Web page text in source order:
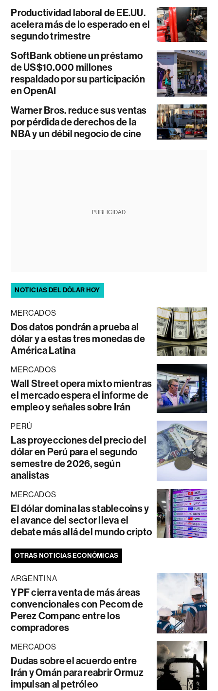
Productividad laboral de EE.UU.
acelera más de lo esperado en el
segundo trimestre
SoftBank obtiene un préstamo
de US$10.000 millones
respaldado por su participación
en OpenAI
Warner Bros. reduce sus ventas
por pérdida de derechos de la
NBA y un débil negocio de cine
PUBLICIDAD
NOTICIAS DEL DÓLAR HOY
MERCADOS
Dos datos pondrán a prueba al
dólar y a estas tres monedas de
América Latina
MERCADOS
Wall Street opera mixto mientras
el mercado espera el informe de
empleo y señales sobre Irán
PERÚ
Las proyecciones del precio del
dólar en Perú para el segundo
semestre de 2026, según
analistas
MERCADOS
El dólar domina las stablecoins y
el avance del sector lleva el
debate más allá del mundo cripto
OTRAS NOTICIAS ECONÓMICAS
ARGENTINA
YPF cierra venta de más áreas
convencionales con Pecom de
Perez Companc entre los
compradores
MERCADOS
Dudas sobre el acuerdo entre
Irán y Omán para reabrir Ormuz
impulsan al petróleo